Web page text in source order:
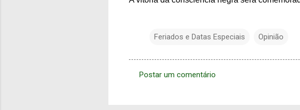
Feriados e Datas Especiais Opinião
Postar um comentário